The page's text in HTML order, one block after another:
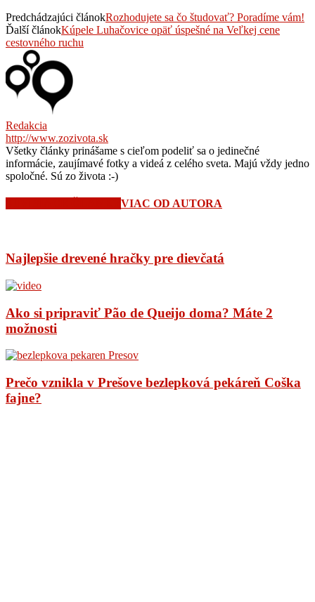
Predchádzajúci článokRozhodujete sa čo študovať? Poradíme vám!
Ďalší článokKúpele Luhačovice opäť úspešné na Veľkej cene
cestovného ruchu
Redakcia
http://www.zozivota.sk
Všetky články prinášame s cieľom podeliť sa o jedinečné
informácie, zaujímavé fotky a videá z celého sveta. Majú vždy jedno
spoločné. Sú zo života :-)
VIAC OD AUTORA
Najlepšie drevené hračky pre dievčatá
Ako si pripraviť Pão de Queijo doma? Máte 2
možnosti
Prečo vznikla v Prešove bezlepková pekáreň Coška
fajne?